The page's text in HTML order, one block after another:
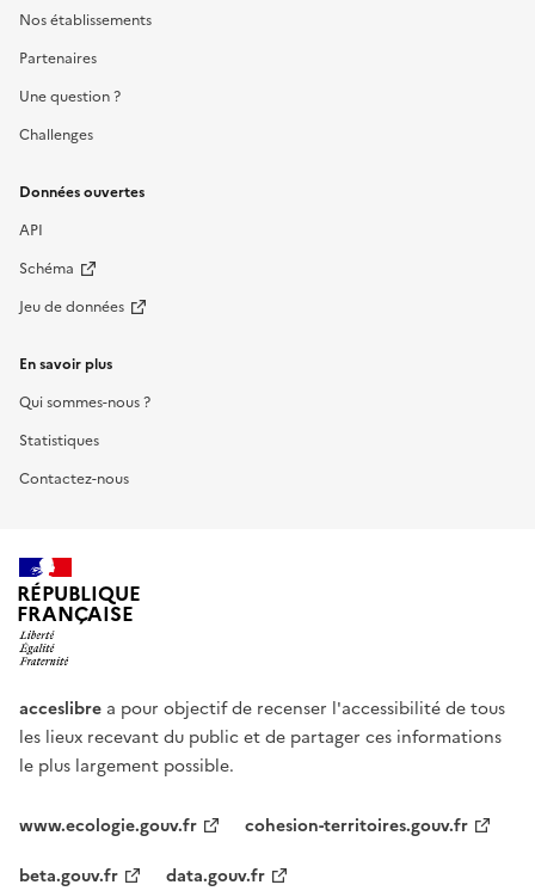
Nos établissements
Partenaires
Une question ?
Challenges
Données ouvertes
API
Schéma
Jeu de données
En savoir plus
Qui sommes-nous ?
Statistiques
Contactez-nous
RÉPUBLIQUE
FRANÇAISE
acceslibre a pour objectif de recenser l'accessibilité de tous
les lieux recevant du public et de partager ces informations
le plus largement possible.
www.ecologie.gouv.fr
cohesion-territoires.gouv.fr
beta.gouv.fr
data.gouv.fr